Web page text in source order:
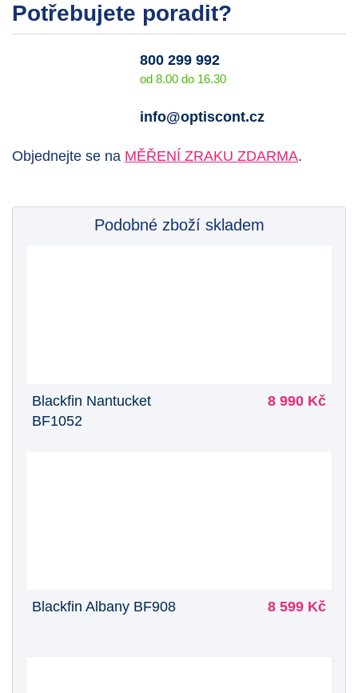
Potřebujete poradit?
800 299 992
od 8.00 do 16.30
info@optiscont.cz
Objednejte se na MĚŘENÍ ZRAKU ZDARMA.
Podobné zboží skladem
Blackfin Nantucket
BF1052
8 990 Kč
Blackfin Albany BF908 8 599 Kč